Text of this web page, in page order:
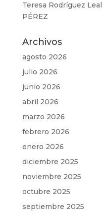
Teresa Rodríguez Leal
PÉREZ
Archivos
agosto 2026
julio 2026
junio 2026
abril 2026
marzo 2026
febrero 2026
enero 2026
diciembre 2025
noviembre 2025
octubre 2025
septiembre 2025